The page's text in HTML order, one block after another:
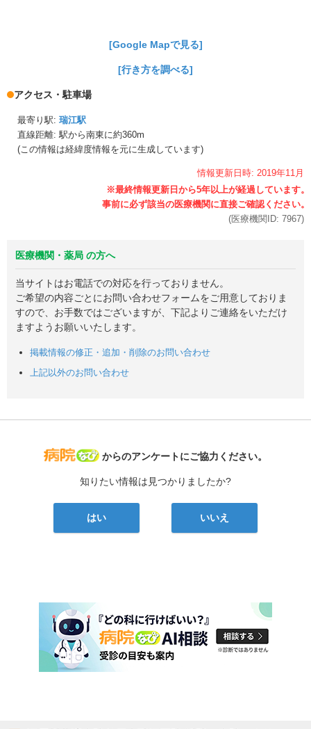
[Google Mapで見る]
[行き方を調べる]
アクセス・駐車場
最寄り駅: 瑞江駅
直線距離: 駅から南東に約360m
(この情報は経緯度情報を元に生成しています)
情報更新日時: 2019年11月
(医療機関ID: 7967)
医療機関・薬局 の方へ
当サイトはお電話での対応を行っておりません。
ご希望の内容ごとにお問い合わせフォームをご用意しておりま
すので、お手数ではございますが、下記よりご連絡をいただけ
ますようお願いいたします。
掲載情報の修正・追加・削除のお問い合わせ
上記以外のお問い合わせ
病院なび
からのアンケートにご協力ください。
知りたい情報は見つかりましたか?
はい いいえ